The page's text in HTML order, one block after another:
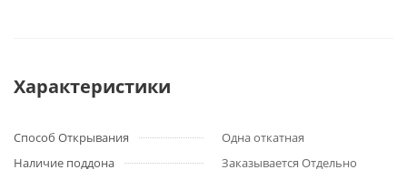
Характеристики
Способ Открывания
Одна откатная
Наличие поддона
Заказывается Отдельно